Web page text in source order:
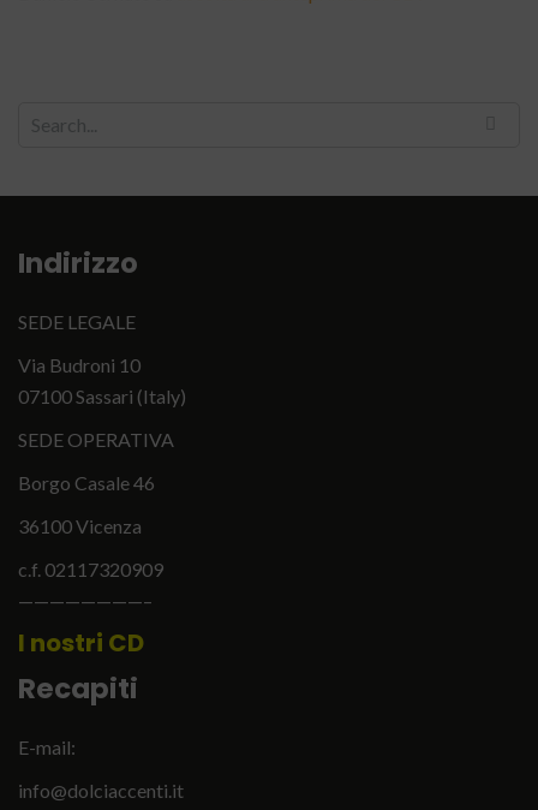
Indirizzo
SEDE LEGALE
Via Budroni 10
07100 Sassari (Italy)
SEDE OPERATIVA
Borgo Casale 46
36100 Vicenza
c.f. 02117320909
————————–
I nostri CD
Recapiti
E-mail:
info@dolciaccenti.it